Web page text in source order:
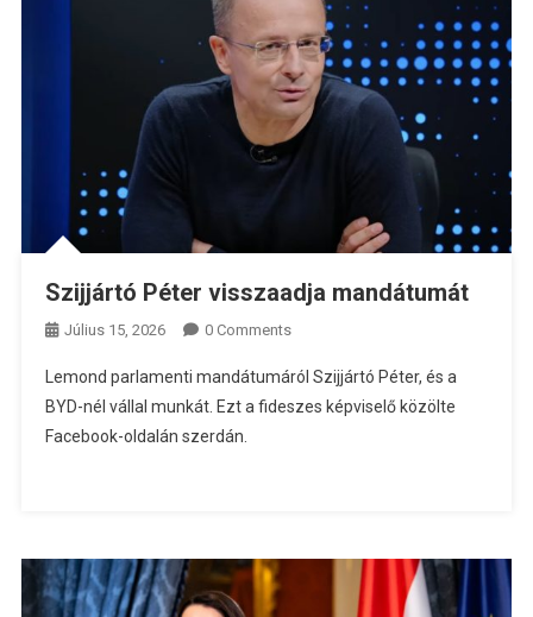
Szijjártó Péter visszaadja mandátumát
Július 15, 2026 0 Comments
Lemond parlamenti mandátumáról Szijjártó Péter, és a
BYD-nél vállal munkát. Ezt a fideszes képviselő közölte
Facebook-oldalán szerdán.